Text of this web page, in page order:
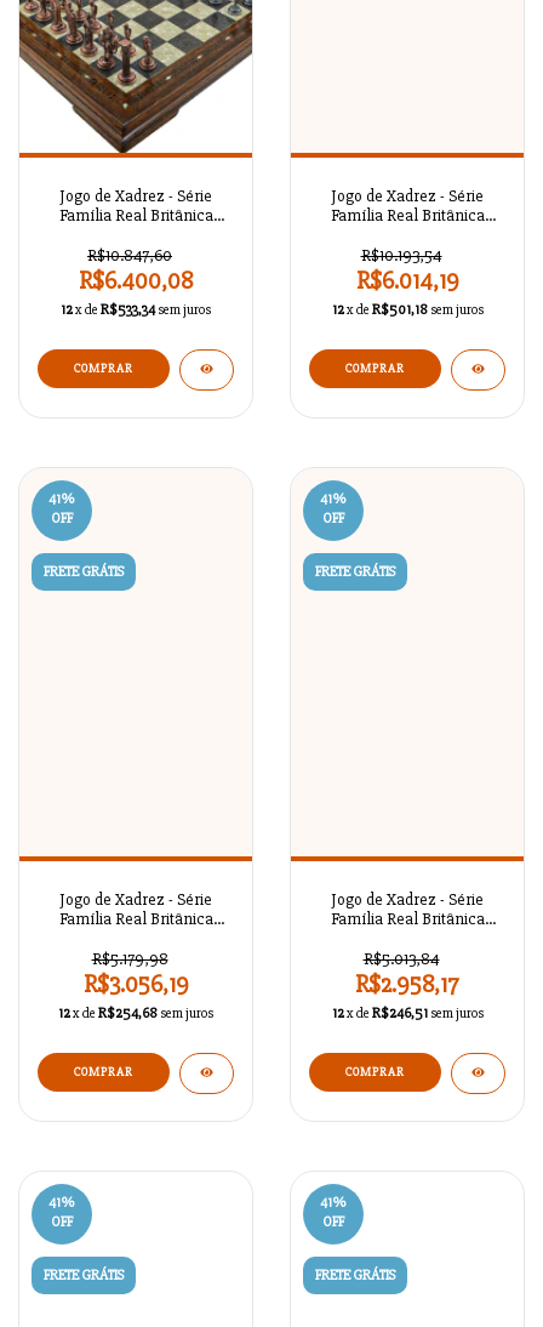
Jogo de Xadrez - Série
Família Real Britânica
R$10.847,60
R$6.400,08
12x de R$533,34 sem juros
COMPRAR
Jogo de Xadrez - Série
Família Real Britânica
R$10.193,54
R$6.014,19
12x de R$501,18 sem juros
COMPRAR
41%
OFF
FRETE GRÁTIS
Jogo de Xadrez - Série
Família Real Britânica
R$5.179,98
R$3.056,19
12x de R$254,68 sem juros
COMPRAR
41%
OFF
FRETE GRÁTIS
Jogo de Xadrez - Série
Família Real Britânica
R$5.013,84
R$2.958,17
12x de R$246,51 sem juros
COMPRAR
41%
OFF
FRETE GRÁTIS
41%
OFF
FRETE GRÁTIS